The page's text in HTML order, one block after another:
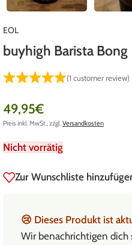
EOL
buyhigh Barista Bong
(1customer review)
49,95€
Preis inkl. MwSt., zzgl. Versandkosten
Nicht vorrätig
Zur Wunschliste
😢 Dieses Produkt ist
Wir benachrichtigen dich